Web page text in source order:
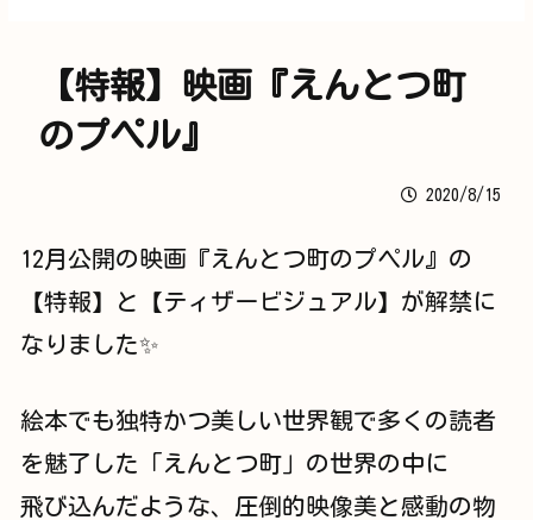
【特報】映画『えんとつ町
のプペル』
2020/8/15
12月公開の映画『えんとつ町のプペル』の
【特報】と【ティザービジュアル】が解禁に
なりました✨
絵本でも独特かつ美しい世界観で多くの読者
を魅了した「えんとつ町」の世界の中に
飛び込んだような、圧倒的映像美と感動の物